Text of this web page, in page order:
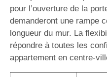
pour l’ouverture de la
demanderont une rampe
longueur du mur. La
répondre à toutes les
appartement en centre-